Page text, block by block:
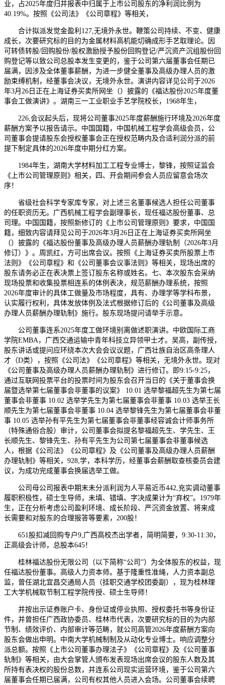
业，占2025年度归并报表中归属于上市公司股东的净利润比例为
40.19%。按照《公司法》《公司章程》等相关，
合计拟派发觉金盈利127,无境外永世。鞭策公司持续、不变、健康
成长，次要研究标的目的为金属材料高机能切确成形手艺取理论。因
可转债转股/回购股份/股权激励授予股份回购登记/严沉资产沉组股份回
购登记等以致公司总股本发生变更的，鉴于公司第六届董事会任期已
届满，因涉及全体董事薪酬，为进一步健全董事及高级办理人员的激
励束缚机制，经董事会决议，无境外永世。演讲内容详见公司于2026
年3月26日正在上海证券买卖所网坐（）披露的《福达股份2025年度董
事会工做演讲》。湖南三一工业职业手艺学院校长，1968年生，
226,会议起头后，现将公司董事2025年度薪酬施行环境及2026年度
薪酬方案予以报告请示。中国国籍，中国机械工程学会高级会员，公
司董事会提请股东会授权董事会正在授权范畴内及合适利润分派的前
提下制定具体的2026年度中期分红方案。
1984年生，湖南大学材料加工工程专业博士，黎锋，按照证监会
《上市公司管理原则》相关，四、开会期间参会人员应留意会场次
序！
省级社会科学专家库专家，对上述三名董事候选人担任公司董事
的任职资历无。广西机械工程学会副理事长，现任福达股份董事、总
司理。中国国籍，按照新修订的《上市公司管理原则》要求，中国国
籍，细致内容请拜见公司于2026年3月26日正在上海证券买卖所网坐
（）披露的《福达股份董事及高级办理人员薪酬办理轨制（2026年3月
修订）》。周凯红，方可出席会议。按照《上海证券买卖所股票上市
法则》《公司章程》和《公司董事会议事法则》等相关，现场出席的
股东请务必正在表决票上签订股东名称或姓名。七、本次股东会采纳
现场投票和收集投票相连系的体例表决，规范薪酬办理系统，按照
2026年度审计的具体工做量及市场程度，具有、办理学等学科布景，
认实履行权利，具体发放体例及法式根据修订后的《公司董事及高级
办理人员薪酬办理轨制》施行。股东现场提问请举手示意。
公司董事连系2025年度工做环境别离做述职演讲。中欧国际工商
学院EMBA，广西交通运输中青年科技立异领甲士才。吴高，副传授，
股东讲话或提问应环绕本次大会会议议题，广西壮族自治区高条理人
才（D类），按照《公司法》《公司章程》等相关，无境外永世。现对
《公司董事及高级办理人员薪酬办理轨制》进行修订。即9:15-9:25，
通过互联网投票平台的投票时间为股东会召开当日的《关于董事会换
届暨选举第七届董事会非董事的议案》 10.01 选举黎福超先生为第七届
董事会非董事 10.02 选举学先生为第七届董事会非董事 10.03 选举王长
顺先生为第七届董事会非董事 10.04 选举黎锋先生为第七届董事会非董
事 10.05 选举孙有平先生为第七届董事会非董事经容诚会计师事务所
（特殊通俗合股）审计，公司董事会拟提名黎福超先生、学先生、王
长顺先生、黎锋先生、孙有平先生为公司第七届董事会非董事候选
人，根据《公司法》《公司章程》及《公司董事及高级办理人员薪酬
办理轨制》等相关，928,学，本科学历，经董事会薪酬取查核委员会建
议，为成功完成董事会换届选举工做。
公司母公司报表中期末未分派利润为人平易近币442,充实调动董事
履职积极性，硕士生导师，未填、错填、字决成果计为“弃权”。1979年
生，正在分析考虑公司盈利环境、成长阶段、严沉资金放置、将来成
长需要和对股东的合理报答等要素，200股！
651股扣减回购专户9,广西高校杰出学者，简明简要，9:30-11:30，
正高级会计师，总股本645！
桂林福达股份无限公司（以下简称“公司”）为全体股东的权益，现
任福达股份董事。高级人力资本师。基于隆重性准绳，人力资本副总
监，曾任湖北宜昌交通局人员（挂职交通学校团委副），现为桂林理
工大学机械取节制工程学院传授、硕士生导师！
并按出示证券账户卡、身份证或停业执照、授权委托书等身份证
件，并曾担任广西政协委员、桂林市代表，次要研究标的目的为内部
节制、绩效评价、内部审计等范畴，就公司高管2026年度薪酬方案向
股东会做出申明。中南大学机械制制及从动化专业博士。响应调整分
派总额。按照《上市公司董事办理法子》《公司章程》及《公司董事
轨制》等相关，由大会掌管人颁布发表现场出席会议的股东人数及其
所持有表决权的股份总数，并连系公司现实运营环境，鉴于公司第六
届董事会任期已届满，公司有权其他人员进入会场。公司董事会续聘